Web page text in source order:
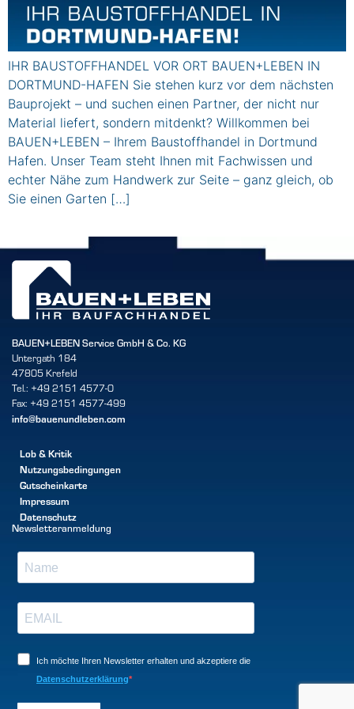
IHR BAUSTOFFHANDEL VOR ORT BAUEN+LEBEN IN
DORTMUND-HAFEN Sie stehen kurz vor dem nächsten
Bauprojekt – und suchen einen Partner, der nicht nur
Material liefert, sondern mitdenkt? Willkommen bei
BAUEN+LEBEN – Ihrem Baustoffhandel in Dortmund
Hafen. Unser Team steht Ihnen mit Fachwissen und
echter Nähe zum Handwerk zur Seite – ganz gleich, ob
Sie einen Garten […]
BAUEN+LEBEN Service GmbH & Co. KG
Untergath 184
47805 Krefeld
Tel.: +49 2151 4577-0
Fax: +49 2151 4577-499
info@bauenundleben.com
Lob & Kritik
Nutzungsbedingungen
Gutscheinkarte
Impressum
Datenschutz
Newsletteranmeldung
Ich möchte Ihren Newsletter erhalten und akzeptiere die
Datenschutzerklärung